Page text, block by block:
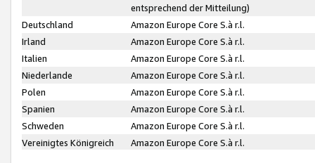
entsprechend der Mitteilung)
Deutschland
Amazon Europe Core S.à r.l.
Irland
Amazon Europe Core S.à r.l.
Italien
Amazon Europe Core S.à r.l.
Niederlande
Amazon Europe Core S.à r.l.
Polen
Amazon Europe Core S.à r.l.
Spanien
Amazon Europe Core S.à r.l.
Schweden
Amazon Europe Core S.à r.l.
Vereinigtes Königreich
Amazon Europe Core S.à r.l.